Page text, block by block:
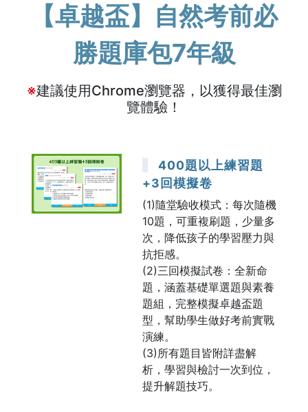
【卓越盃】自然考前必
勝題庫包7年級
※建議使用Chrome瀏覽器，以獲得最佳瀏
覽體驗！
400題以上練習題
+3回模擬卷
(1)隨堂驗收模式：每次隨機
10題，可重複刷題，少量多
次，降低孩子的學習壓力與
抗拒感。
(2)三回模擬試卷：全新命
題，涵蓋基礎單選題與素養
題組，完整模擬卓越盃題
型，幫助學生做好考前實戰
演練。
(3)所有題目皆附詳盡解
析，學習與檢討一次到位，
提升解題技巧。